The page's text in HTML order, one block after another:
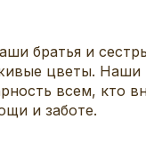
братья и
цветы. Наши
всем, кто
и заботе.